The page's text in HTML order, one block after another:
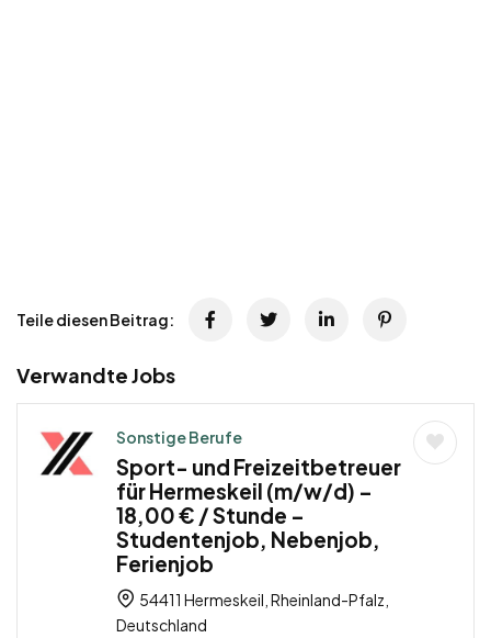
Teile diesen Beitrag:
Verwandte Jobs
Sonstige Berufe
Sport- und Freizeitbetreuer
für Hermeskeil (m/w/d) –
18,00 € / Stunde –
Studentenjob, Nebenjob,
Ferienjob
54411 Hermeskeil, Rheinland-Pfalz,
Deutschland